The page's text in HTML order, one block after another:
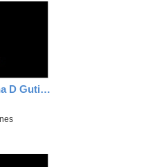
Accesibilidad. Carolina D Gutiérrez Díez